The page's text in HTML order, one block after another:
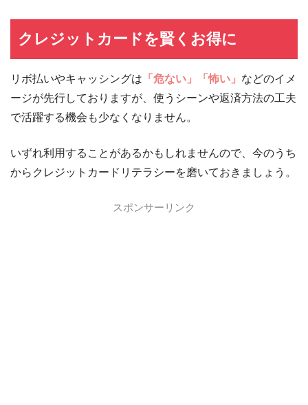
クレジットカードを賢くお得に
リボ払いやキャッシングは 「危ない」「怖い」 などのイメ
ージが先行しておりますが、使うシーンや返済方法の工夫
で活躍する機会も少なくなりません。
いずれ利用することがあるかもしれませんので、今のうち
からクレジットカードリテラシーを磨いておきましょう。
スポンサーリンク